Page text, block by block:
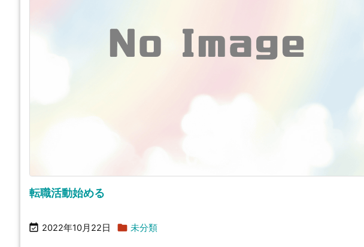
転職活動始める
 2022年10月22日  未分類